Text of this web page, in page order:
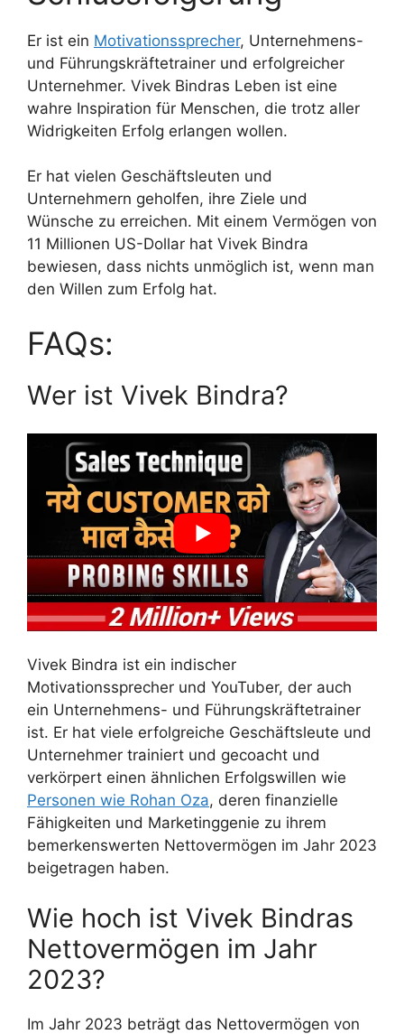
Er ist ein Motivationssprecher, Unternehmens-
und Führungskräftetrainer und erfolgreicher
Unternehmer. Vivek Bindras Leben ist eine
wahre Inspiration für Menschen, die trotz aller
Widrigkeiten Erfolg erlangen wollen.
Er hat vielen Geschäftsleuten und
Unternehmern geholfen, ihre Ziele und
Wünsche zu erreichen. Mit einem Vermögen von
11 Millionen US-Dollar hat Vivek Bindra
bewiesen, dass nichts unmöglich ist, wenn man
den Willen zum Erfolg hat.
FAQs:
Wer ist Vivek Bindra?
Vivek Bindra ist ein indischer
Motivationssprecher und YouTuber, der auch
ein Unternehmens- und Führungskräftetrainer
ist. Er hat viele erfolgreiche Geschäftsleute und
Unternehmer trainiert und gecoacht und
verkörpert einen ähnlichen Erfolgswillen wie
Personen wie Rohan Oza, deren finanzielle
Fähigkeiten und Marketinggenie zu ihrem
bemerkenswerten Nettovermögen im Jahr 2023
beigetragen haben.
Wie hoch ist Vivek Bindras
Nettovermögen im Jahr
2023?
Im Jahr 2023 beträgt das Nettovermögen von